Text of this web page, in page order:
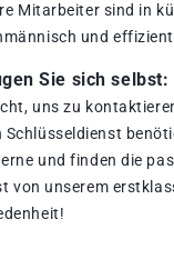
Mitarbeiter sind in
und
Sie sich
uns zu
Schlüsseldienst
und finden die
von unserem